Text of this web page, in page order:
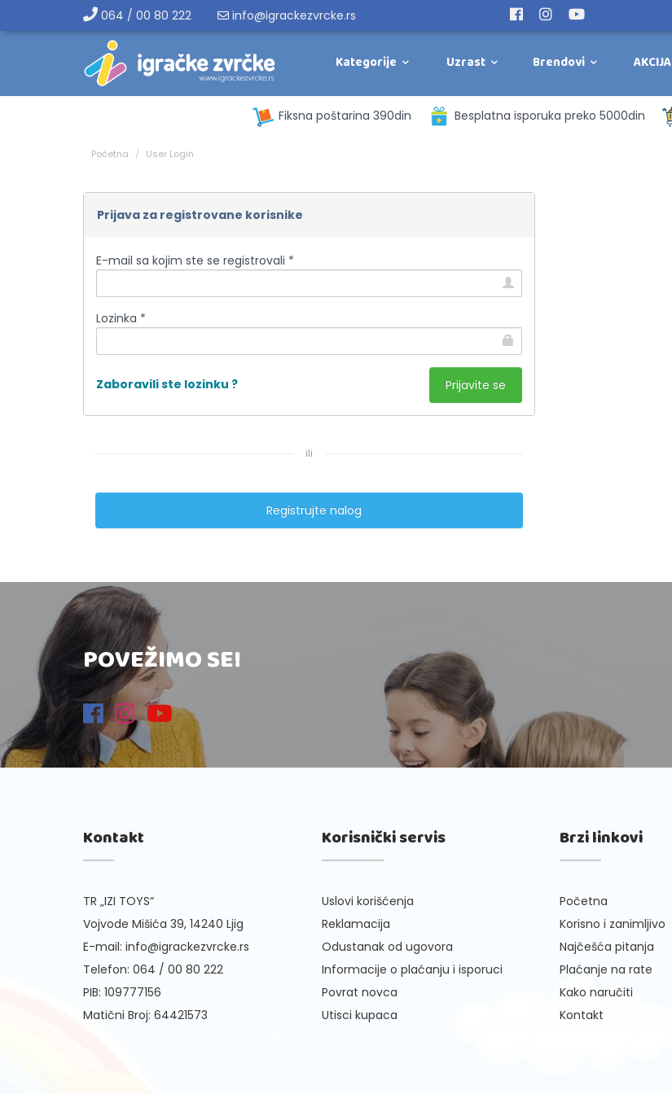
064 / 00 80 222 info@igrackezvrcke.rs
Kategorije Uzrast Brendovi AKCIJA
Fiksna poštarina 390din Besplatna isporuka preko 5000din
Početna User Login
Prijava za registrovane korisnike
E-mail sa kojim ste se registrovali *
Lozinka *
Zaboravili ste lozinku ?
ili
Registrujte nalog
POVEŽIMO SE!
Kontakt
TR „IZI TOYS“
Vojvode Mišića 39, 14240 Ljig
E-mail: info@igrackezvrcke.rs
Telefon: 064 / 00 80 222
PIB: 109777156
Matični Broj: 64421573
Korisnički servis
Uslovi korišćenja
Reklamacija
Odustanak od ugovora
Informacije o plaćanju i isporuci
Povrat novca
Utisci kupaca
Brzi linkovi
Početna
Korisno i zanimljivo
Najčešća pitanja
Plaćanje na rate
Kako naručiti
Kontakt